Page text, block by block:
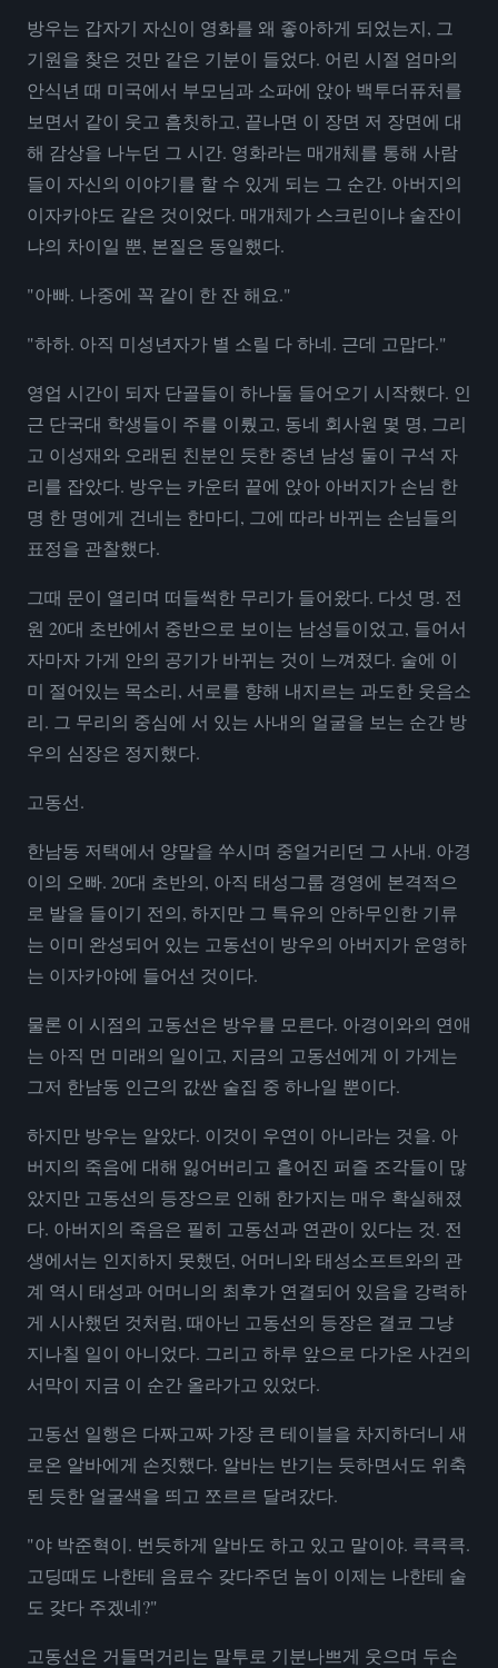
방우는 갑자기 자신이 영화를 왜 좋아하게 되었는지, 그
기원을 찾은 것만 같은 기분이 들었다. 어린 시절 엄마의
안식년 때 미국에서 부모님과 소파에 앉아 백투더퓨처를
보면서 같이 웃고 흠칫하고, 끝나면 이 장면 저 장면에 대
해 감상을 나누던 그 시간. 영화라는 매개체를 통해 사람
들이 자신의 이야기를 할 수 있게 되는 그 순간. 아버지의
이자카야도 같은 것이었다. 매개체가 스크린이냐 술잔이
냐의 차이일 뿐, 본질은 동일했다.
"아빠. 나중에 꼭 같이 한 잔 해요."
"하하. 아직 미성년자가 별 소릴 다 하네. 근데 고맙다."
영업 시간이 되자 단골들이 하나둘 들어오기 시작했다. 인
근 단국대 학생들이 주를 이뤘고, 동네 회사원 몇 명, 그리
고 이성재와 오래된 친분인 듯한 중년 남성 둘이 구석 자
리를 잡았다. 방우는 카운터 끝에 앉아 아버지가 손님 한
명 한 명에게 건네는 한마디, 그에 따라 바뀌는 손님들의
표정을 관찰했다.
그때 문이 열리며 떠들썩한 무리가 들어왔다. 다섯 명. 전
원 20대 초반에서 중반으로 보이는 남성들이었고, 들어서
자마자 가게 안의 공기가 바뀌는 것이 느껴졌다. 술에 이
미 절어있는 목소리, 서로를 향해 내지르는 과도한 웃음소
리. 그 무리의 중심에 서 있는 사내의 얼굴을 보는 순간 방
우의 심장은 정지했다.
고동선.
한남동 저택에서 양말을 쑤시며 중얼거리던 그 사내. 아경
이의 오빠. 20대 초반의, 아직 태성그룹 경영에 본격적으
로 발을 들이기 전의, 하지만 그 특유의 안하무인한 기류
는 이미 완성되어 있는 고동선이 방우의 아버지가 운영하
는 이자카야에 들어선 것이다.
물론 이 시점의 고동선은 방우를 모른다. 아경이와의 연애
는 아직 먼 미래의 일이고, 지금의 고동선에게 이 가게는
그저 한남동 인근의 값싼 술집 중 하나일 뿐이다.
하지만 방우는 알았다. 이것이 우연이 아니라는 것을. 아
버지의 죽음에 대해 잃어버리고 흩어진 퍼즐 조각들이 많
았지만 고동선의 등장으로 인해 한가지는 매우 확실해졌
다. 아버지의 죽음은 필히 고동선과 연관이 있다는 것. 전
생에서는 인지하지 못했던, 어머니와 태성소프트와의 관
계 역시 태성과 어머니의 최후가 연결되어 있음을 강력하
게 시사했던 것처럼, 때아닌 고동선의 등장은 결코 그냥
지나칠 일이 아니었다. 그리고 하루 앞으로 다가온 사건의
서막이 지금 이 순간 올라가고 있었다.
고동선 일행은 다짜고짜 가장 큰 테이블을 차지하더니 새
로온 알바에게 손짓했다. 알바는 반기는 듯하면서도 위축
된 듯한 얼굴색을 띄고 쪼르르 달려갔다.
"야 박준혁이. 번듯하게 알바도 하고 있고 말이야. 큭큭큭.
고딩때도 나한테 음료수 갖다주던 놈이 이제는 나한테 술
도 갖다 주겠네?"
고동선은 거들먹거리는 말투로 기분나쁘게 웃으며 두손